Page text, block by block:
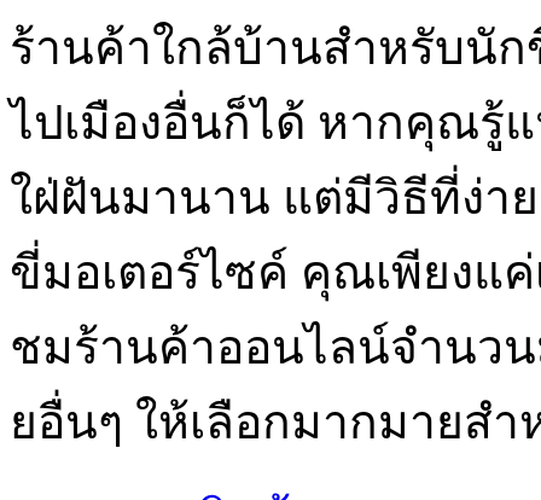
ร้านค้าใกล้บ้านสำหรับนั
ไปเมืองอื่นก็ได้ หากคุณ
ใฝ่ฝันมานาน แต่มีวิธีที่ง่า
ขี่มอเตอร์ไซค์ คุณเพียงแค่
ชมร้านค้าออนไลน์จำนวน
ยอื่นๆ ให้เลือกมากมายส